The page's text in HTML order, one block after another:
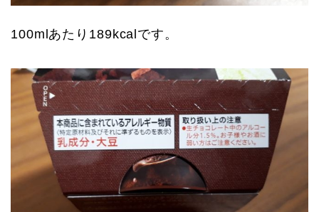
100mlあたり189kcalです。